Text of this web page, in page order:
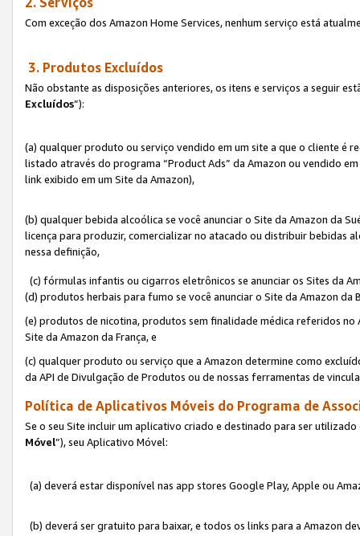
Com exceção dos Amazon Home Services, nenhum serviço está
3. Produtos Excluídos
Não obstante as disposições anteriores, os itens e serviços a seguir
Excluídos”):
(a) qualquer produto ou serviço vendido em um site a que o cliente é
listado através do programa “Product Ads” da Amazon ou vendido
link exibido em um Site da Amazon),
(b) qualquer bebida alcoólica se você anunciar o Site da Amazon da
licença para produzir, comercializar no atacado ou distribuir bebidas
nessa definição,
(c) fórmulas infantis ou cigarros eletrônicos se anunciar os Sites da
(d) produtos herbais para fumo se você anunciar o Site da Amazon da
(e) produtos de nicotina, produtos sem finalidade médica referidos no
Site da Amazon da França, e
(c) qualquer produto ou serviço que a Amazon determine como
da API de Divulgação de Produtos ou de nossas ferramentas de
Política de Aplicativos Móveis do Programa de
Se o seu Site incluir um aplicativo criado e destinado para ser
Móvel”), seu Aplicativo Móvel:
(a) deverá estar disponível nas app stores Google Play, Apple ou
(b) deverá ser gratuito para baixar, e todos os links para a Amazon